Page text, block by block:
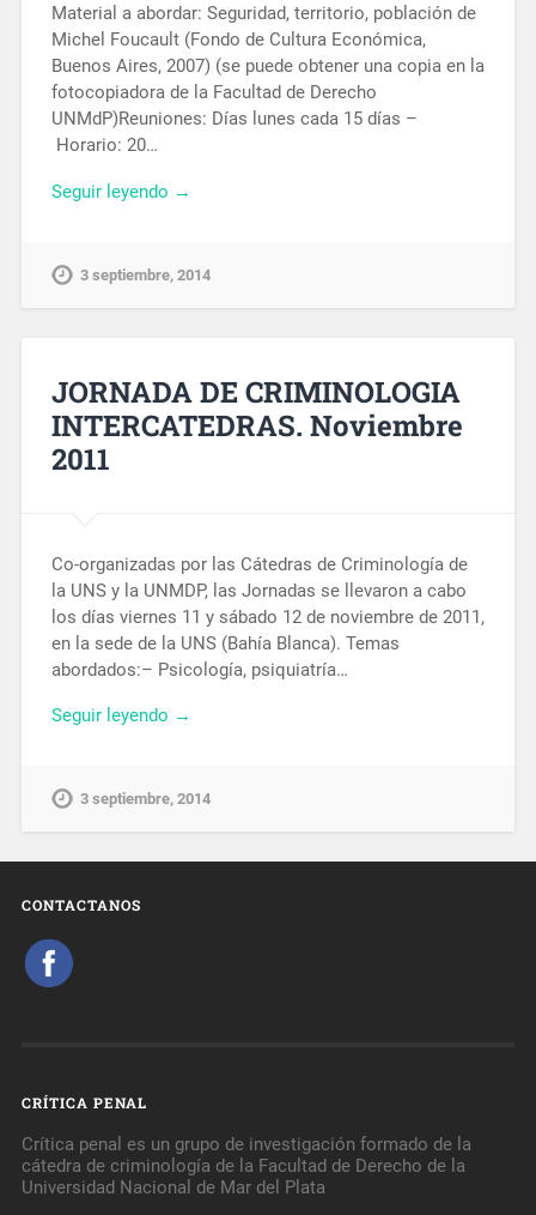
Material a abordar: Seguridad, territorio, población de
Michel Foucault (Fondo de Cultura Económica,
Buenos Aires, 2007) (se puede obtener una copia en la
fotocopiadora de la Facultad de Derecho
UNMdP)Reuniones: Días lunes cada 15 días –
Horario: 20…
Seguir leyendo →
3 septiembre, 2014
JORNADA DE CRIMINOLOGIA
INTERCATEDRAS. Noviembre
2011
Co-organizadas por las Cátedras de Criminología de
la UNS y la UNMDP, las Jornadas se llevaron a cabo
los días viernes 11 y sábado 12 de noviembre de 2011,
en la sede de la UNS (Bahía Blanca). Temas
abordados:– Psicología, psiquiatría…
Seguir leyendo →
3 septiembre, 2014
CONTACTANOS
CRÍTICA PENAL
Crítica penal es un grupo de investigación formado de la
cátedra de criminología de la Facultad de Derecho de la
Universidad Nacional de Mar del Plata